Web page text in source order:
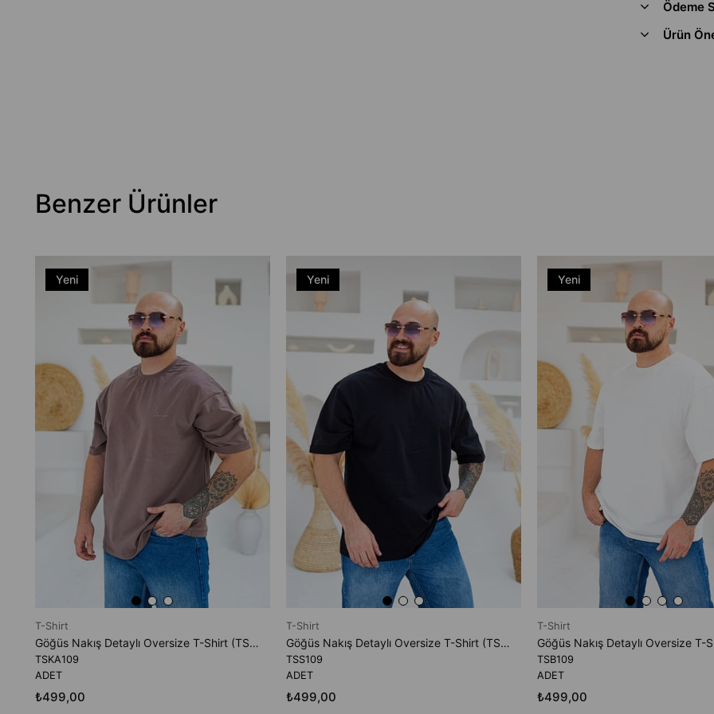
Ödeme
Ürün
Benzer Ürünler
T-Shirt
Göğüs Nakış Detaylı Oversize T-Shirt (TSKA109)
TSKA109
ADET
₺499,00
Yeni
T-Shirt
Göğüs Nakış Detaylı Oversize T-Shirt (TSS109)
TSS109
ADET
₺499,00
Yeni
T-Shirt
TSB109
ADET
₺499,00
Yeni